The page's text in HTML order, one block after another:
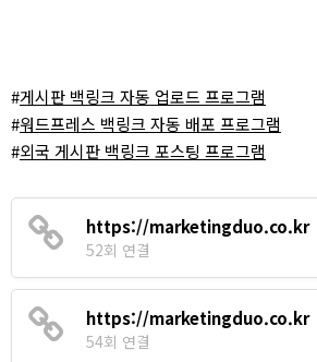
#게시판 백링크 자동 업로드 프로그램
#워드프레스 백링크 자동 배포 프로그램
#외국 게시판 백링크 포스팅 프로그램
https://marketingduo.co.kr
52회 연결
https://marketingduo.co.kr
54회 연결